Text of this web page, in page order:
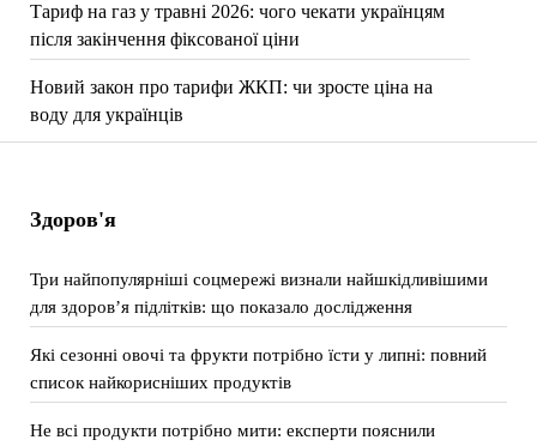
Тариф на газ у травні 2026: чого чекати українцям
після закінчення фіксованої ціни
Новий закон про тарифи ЖКП: чи зросте ціна на
воду для українців
Здоров'я
Три найпопулярніші соцмережі визнали найшкідливішими
для здоров’я підлітків: що показало дослідження
Які сезонні овочі та фрукти потрібно їсти у липні: повний
список найкорисніших продуктів
Не всі продукти потрібно мити: експерти пояснили